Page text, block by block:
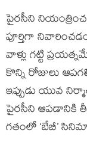
పైరసీని
పూర్తిగా
వాళ్లు గట్టి
కొన్ని రోజులు
ఇప్పుడు యువ
పైరసీని ఆపడానికి
గతంలో ‘బేబీ’